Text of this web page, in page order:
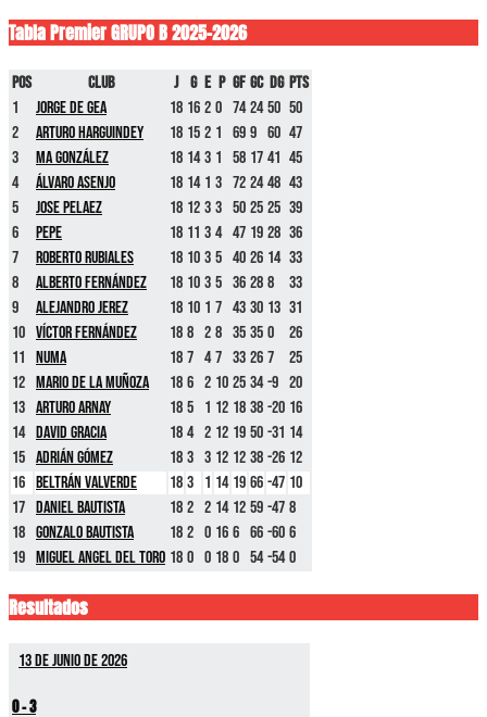
Tabla Premier GRUPO B 2025-2026
Pos Club J G E P GF GC DG Pts
1
Jorge De Gea 18 16 2 0 74 24 50 50
2
Arturo Harguindey 18 15 2 1 69 9 60 47
3
MA González 18 14 3 1 58 17 41 45
4
Álvaro Asenjo 18 14 1 3 72 24 48 43
5
Jose Pelaez 18 12 3 3 50 25 25 39
6
Pepe 18 11 3 4 47 19 28 36
7
Roberto Rubiales 18 10 3 5 40 26 14 33
8
Alberto Fernández 18 10 3 5 36 28 8
33
9
Alejandro Jerez 18 10 1 7 43 30 13 31
10 Víctor Fernández 18 8 2 8 35 35 0
26
11 Numa 18 7 4 7 33 26 7
25
12 Mario De La Muñoza 18 6 2 10 25 34 -9 20
13 Arturo Arnay 18 5 1 12 18 38 -20 16
14 David Gracia 18 4 2 12 19 50 -31 14
15 Adrián Gómez 18 3 3 12 12 38 -26 12
16 Beltrán Valverde 18 3 1 14 19 66 -47 10
17 Daniel Bautista 18 2 2 14 12 59 -47 8
18 Gonzalo Bautista 18 2 0 16 6 66 -60 6
19 Miguel Angel Del Toro 18 0 0 18 0 54 -54 0
Resultados
13 de junio de 2026
0-3